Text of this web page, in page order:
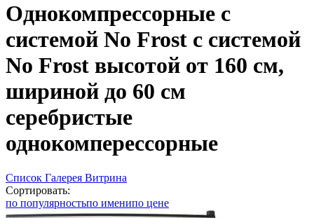
Однокомпрессорные с
системой No Frost с системой
No Frost высотой от 160 см,
шириной до 60 см
серебристые
однокомперессорные
Список Галерея Витрина
Сортировать:
по популярностьпо именипо цене